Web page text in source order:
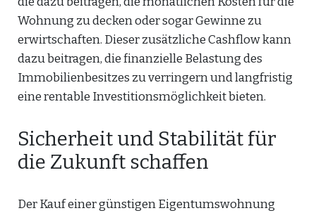
Wohnung zu decken oder sogar Gewinne zu
erwirtschaften. Dieser zusätzliche Cashflow kann
dazu beitragen, die finanzielle Belastung des
Immobilienbesitzes zu verringern und langfristig
eine rentable Investitionsmöglichkeit bieten.
Sicherheit und Stabilität für
die Zukunft schaffen
Der Kauf einer günstigen Eigentumswohnung